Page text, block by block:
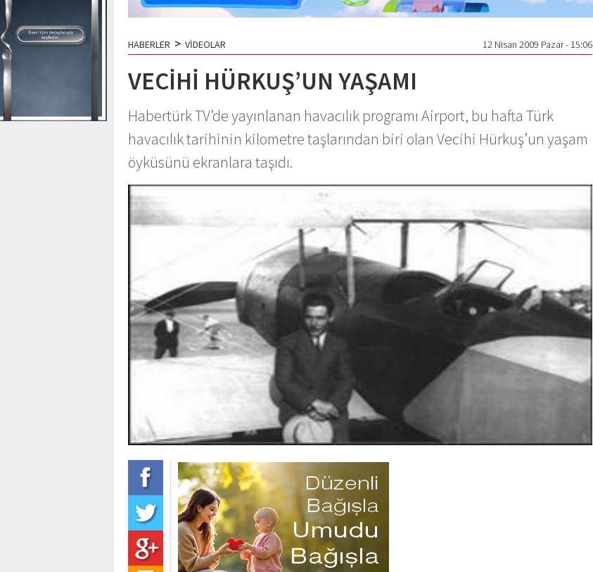
HABERLER > VİDEOLAR 12 Nisan 2009 Pazar - 15:06
VECİHİ HÜRKUŞ’UN YAŞAMI
Habertürk TV’de yayınlanan havacılık programı Airport, bu hafta Türk
havacılık tarihinin kilometre taşlarından biri olan Vecihi Hürkuş’un yaşam
öyküsünü ekranlara taşıdı.